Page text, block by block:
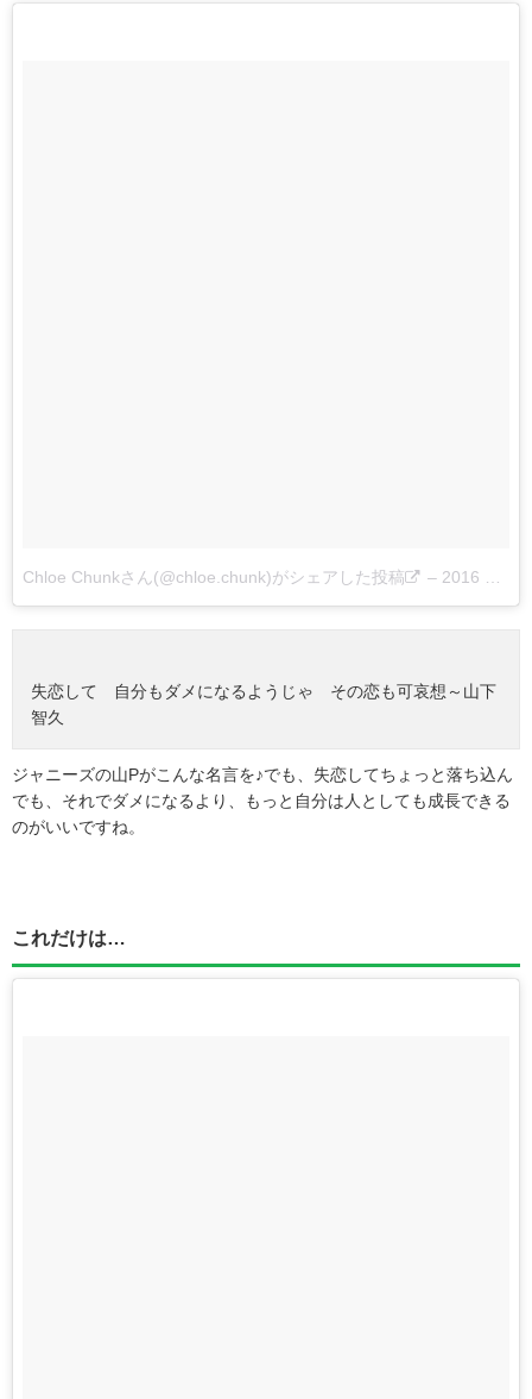
Chloe Chunkさん(@chloe.chunk)がシェアした投稿 – 2016 12月 20 10:42午後 PST
失恋して 自分もダメになるようじゃ その恋も可哀想～山下
智久
ジャニーズの山Pがこんな名言を♪でも、失恋してちょっと落ち込ん
でも、それでダメになるより、もっと自分は人としても成長できる
のがいいですね。
これだけは…